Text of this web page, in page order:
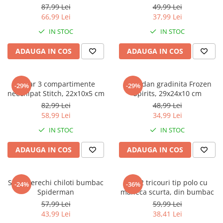
Star Wars
R-Walker
Pokemon
Baby Shark
Testoasele Ninja
Fireman Sam
Disney
Frozen Disney
Printesele Disney
Disney
Mickey Mouse Disney
Baby Shark
Pokemon
Pink Panther
Bing
Marie Cat
Skateboard
Casti protectie sport
Manusi sport
Vehicule
Casute si Locuri de joaca
Sporturi de interior
87,99 Lei
66,99 Lei
IN STOC
ADAUGA IN COS
49,99 Lei
37,99 Lei
IN STOC
ADAUGA IN COS
-29%
Penar 3 compartimente
neechipat Stitch, 22x10x5 cm
82,99 Lei
58,99 Lei
IN STOC
ADAUGA IN COS
-29%
Ghiozdan gradinita Frozen
Spirits, 29x24x10 cm
48,99 Lei
34,99 Lei
IN STOC
ADAUGA IN COS
-24%
Set 5 perechi chiloti bumbac
Spiderman
57,99 Lei
43,99 Lei
-36%
Set 2 tricouri tip polo cu
maneca scurta, din bumbac
59,99 Lei
38,41 Lei